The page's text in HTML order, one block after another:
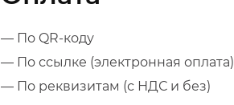
— По QR-коду
— По ссылке (электронная оплата)
— По реквизитам (с НДС и без)